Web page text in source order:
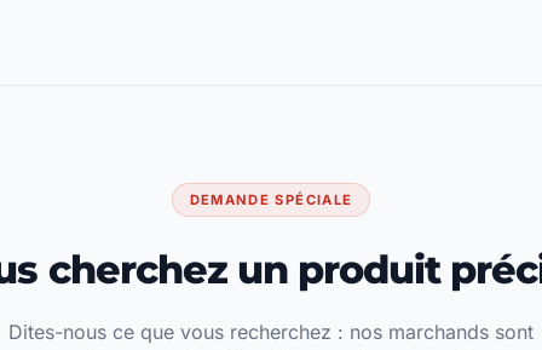
DEMANDE SPÉCIALE
cherchez un produit
Dites-nous ce que vous recherchez : nos marchands sont